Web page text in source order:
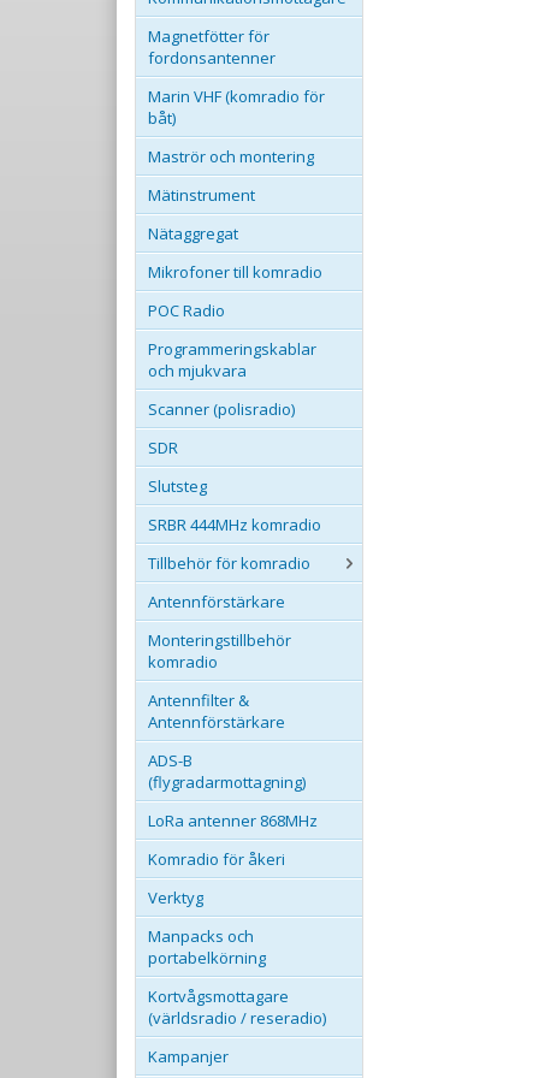
Magnetfötter för
fordonsantenner
Marin VHF (komradio för
båt)
Maströr och montering
Mätinstrument
Nätaggregat
Mikrofoner till komradio
POC Radio
Programmeringskablar
och mjukvara
Scanner (polisradio)
SDR
Slutsteg
SRBR 444MHz komradio
Tillbehör för komradio
Antennförstärkare
Monteringstillbehör
komradio
Antennfilter &
Antennförstärkare
ADS-B
(flygradarmottagning)
LoRa antenner 868MHz
Komradio för åkeri
Verktyg
Manpacks och
portabelkörning
Kortvågsmottagare
(världsradio / reseradio)
Kampanjer